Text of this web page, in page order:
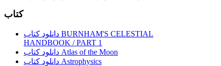
کتاب
دانلود کتاب BURNHAM'S CELESTIAL
HANDBOOK / PART 1
دانلود کتاب Atlas of the Moon
دانلود کتاب Astrophysics